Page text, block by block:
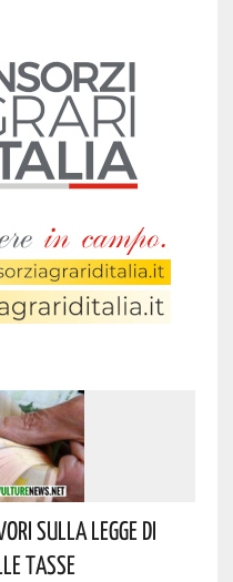
Sulla Legge Di
Tasse